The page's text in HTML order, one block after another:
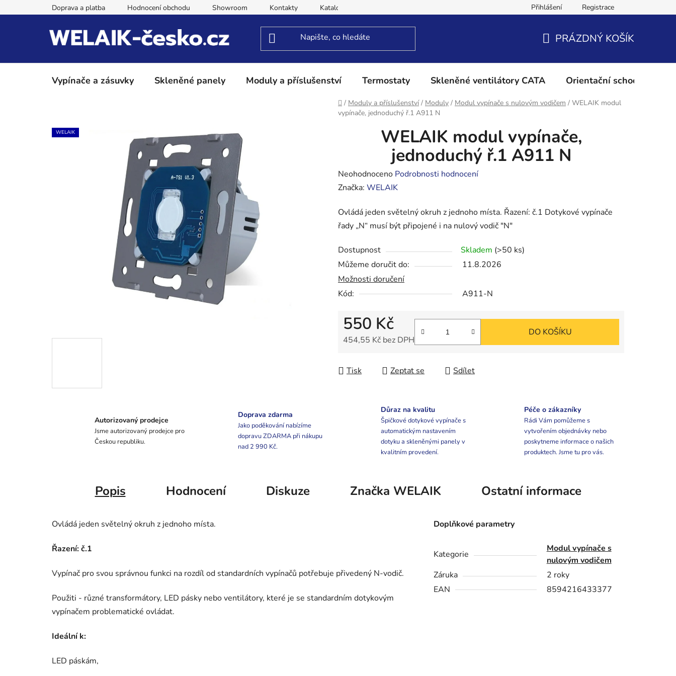
na
Doprava a platba Hodnocení obchodu Showroom Kontakty Katalog Podmínky ochrany osobních údajů Reklamační řád
Přihlášení Registrace
KOŠÍK
PRÁZDNÝ KOŠÍK
Vypínače a zásuvky Skleněné panely Moduly a příslušenství Termostaty Skleněné ventilátory CATA Orientační schodišťové
Domů
/ Moduly a příslušenství / Moduly / Modul vypínače s nulovým vodičem / WELAIK modul
vypínače, jednoduchý ř.1 A911 N
WELAIK modul vypínače,
jednoduchý ř.1 A911 N
Průměrné
hodnocení
je
0,0
5
hvězdiček.
Neohodnoceno Podrobnosti hodnocení
Značka: WELAIK
Ovládá jeden světelný okruh z jednoho místa. Řazení: č.1 Dotykové vypínače
řady „N“ musí být připojené i na nulový vodič "N"
Dostupnost Skladem (>50 ks)
Můžeme doručit do:
11.8.2026
Možnosti doručení
Kód:
A911-N
550 Kč
454,55 Kč bez DPH
DO KOŠÍKU
Tisk Zeptat se Sdílet
WELAIK
Autorizovaný prodejce
Jsme autorizovaný prodejce pro
Českou republiku.
Doprava zdarma
Jako poděkování nabízíme
dopravu ZDARMA při nákupu
nad 2 990 Kč.
Důraz na kvalitu
Špičkové dotykové vypínače s
automatickým nastavením
dotyku a skleněnými panely v
kvalitním provedení.
Péče o zákazníky
Rádi Vám pomůžeme s
vytvořením objednávky nebo
poskytneme informace o našich
produktech. Jsme tu pro vás.
Popis Hodnocení Diskuze Značka WELAIK Ostatní informace
Ovládá jeden světelný okruh z jednoho místa.
Řazení: č.1
Vypínač pro svou správnou funkci na rozdíl od standardních vypínačů potřebuje přivedený N-vodič.
Použiti - různé transformátory, LED pásky nebo ventilátory, které je se standardním dotykovým
vypínačem problematické ovládat.
Ideální k:
LED páskám,
Doplňkové parametry
Kategorie
Modul vypínače s
nulovým vodičem
Záruka
2 roky
EAN
8594216433377